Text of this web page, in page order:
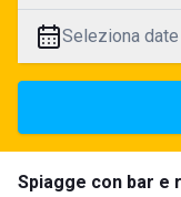
Seleziona date
Spiagge con bar e